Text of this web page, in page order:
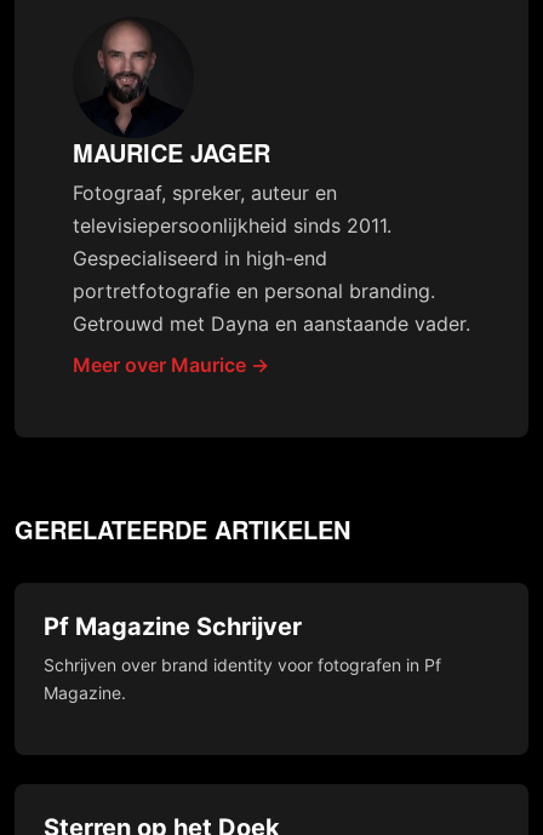
MAURICE JAGER
Fotograaf, spreker, auteur en
televisiepersoonlijkheid sinds 2011.
Gespecialiseerd in high-end
portretfotografie en personal branding.
Getrouwd met Dayna en aanstaande vader.
Meer over Maurice →
GERELATEERDE ARTIKELEN
Pf Magazine Schrijver
Schrijven over brand identity voor fotografen in Pf
Magazine.
Sterren op het Doek